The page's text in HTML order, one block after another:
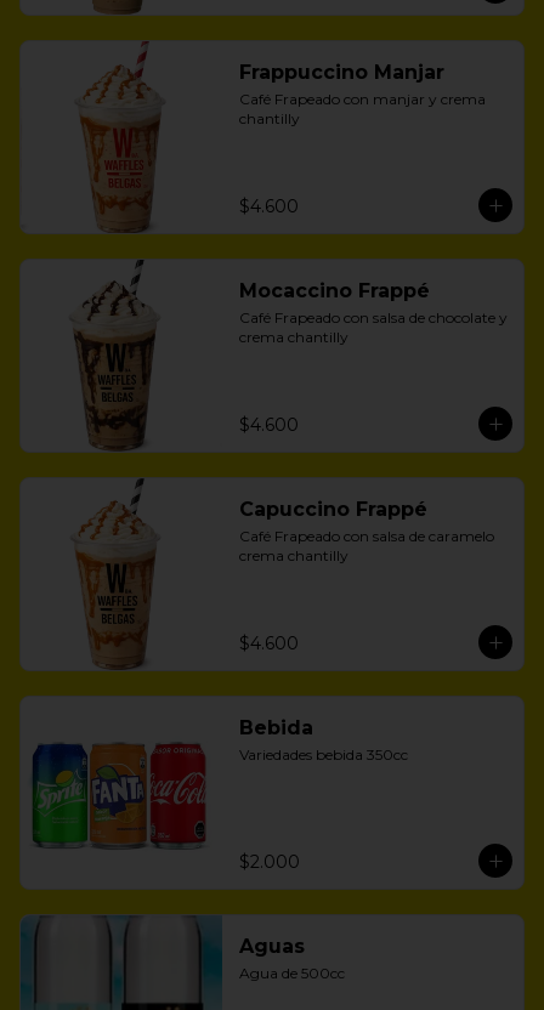
Frappuccino Manjar
Café Frapeado con manjar y crema
chantilly
$4.600
Mocaccino Frappé
Café Frapeado con salsa de chocolate y
crema chantilly
$4.600
Capuccino Frappé
Café Frapeado con salsa de caramelo
crema chantilly
$4.600
Bebida
Variedades bebida 350cc
$2.000
Aguas
Agua de 500cc